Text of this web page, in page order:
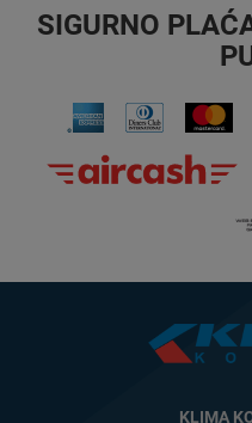
SIGURNO
KLIMA